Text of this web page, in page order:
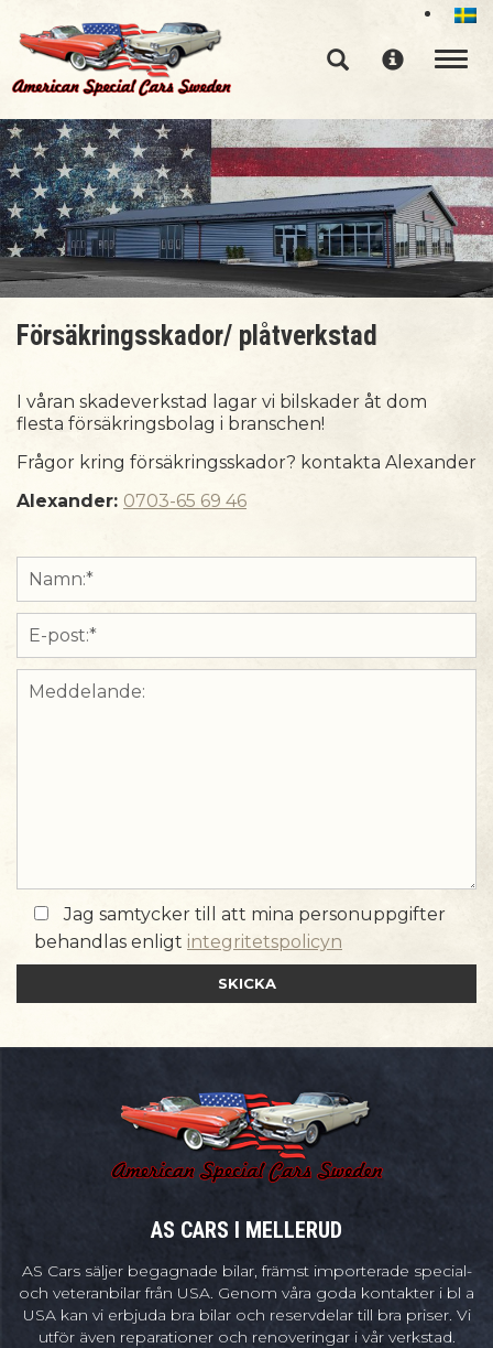
Toggle
Försäkringsskador/ plåtverkstad
I våran skadeverkstad lagar vi bilskader åt dom
flesta försäkringsbolag i branschen!
Frågor kring försäkringsskador? kontakta Alexander
Alexander: 0703-65 69 46
Jag samtycker till att mina personuppgifter
behandlas enligt integritetspolicyn
AS CARS I MELLERUD
AS Cars säljer begagnade bilar, främst importerade special-
och veteranbilar från USA. Genom våra goda kontakter i bl a
USA kan vi erbjuda bra bilar och reservdelar till bra priser. Vi
utför även reparationer och renoveringar i vår verkstad.